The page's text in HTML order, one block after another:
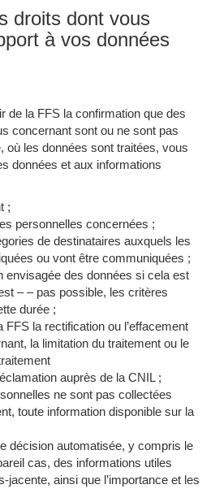
droits dont vous
à vos données
de la FFS la confirmation que des
concernant sont ou ne sont pas
où les données sont traitées, vous
données et aux informations
;
personnelles concernées ;
de destinataires auxquels les
ou vont être communiquées ;
envisagée des données si cela est
– – pas possible, les critères
durée ;
FFS la rectification ou l’effacement
la limitation du traitement ou le
auprès de la CNIL ;
ne sont pas collectées
toute information disponible sur la
décision automatisée, y compris le
cas, des informations utiles
jacente, ainsi que l’importance et les